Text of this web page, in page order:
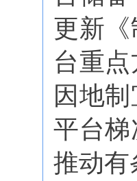
更新
台重
因地
平台
推动有